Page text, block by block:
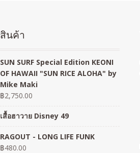
สินค้า
SUN SURF Special Edition KEONI
OF HAWAII "SUN RICE ALOHA" by
Mike Maki
฿2,750.00
เสื้อฮาวาย Disney 49
RAGOUT - LONG LIFE FUNK
฿480.00